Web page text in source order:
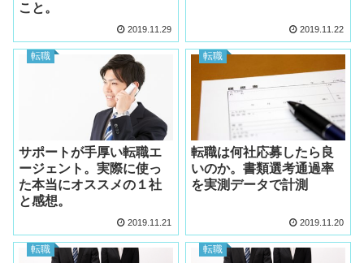
こと。
2019.11.29 2019.11.22
転職
サポートが手厚い転職エ
ージェント。実際に使っ
た本当にオススメの１社
と感想。
2019.11.21
転職
転職は何社応募したら良
いのか。書類選考通過率
を実測データで計測
2019.11.20
転職 転職